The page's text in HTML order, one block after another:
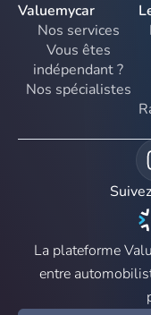
Valuemycar
Nos services
Vous êtes
indépendant ?
Nos spécialistes
La plateforme
entre